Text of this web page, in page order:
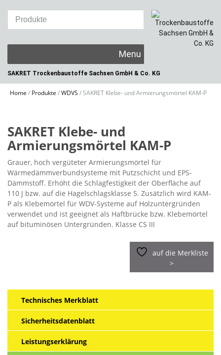
SAKRET Trockenbaustoffe Sachsen GmbH & Co. KG
content
Home / Produkte /WDVS /SAKRET Klebe- und Armierungsmörtel KAM-P
SAKRET Klebe- und
Armierungsmörtel KAM-P
Grauer, hoch vergüteter Armierungsmörtel für
Wärmedämmverbundsysteme mit Putzschicht und EPS-
Dämmstoff. Erhöht die Schlagfestigkeit der Oberfläche auf
110 J bzw. auf die Hagelschlagsklasse 5. Zusätzlich wird KAM-
P als Klebemörtel für WDV-Systeme auf Holzuntergründen
verwendet und ist geeignet als Haftbrücke bzw. Klebemörtel
auf bituminösen Untergründen. Klasse CS III
auf die Merkliste
>
Technisches Merkblatt
Sicherheitsdatenblatt
Leistungserklärung